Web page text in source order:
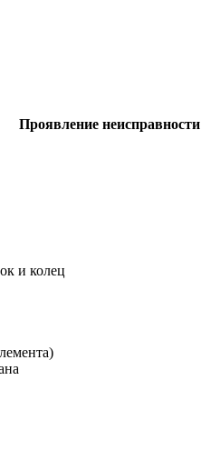
Проявление неисправности
и колец